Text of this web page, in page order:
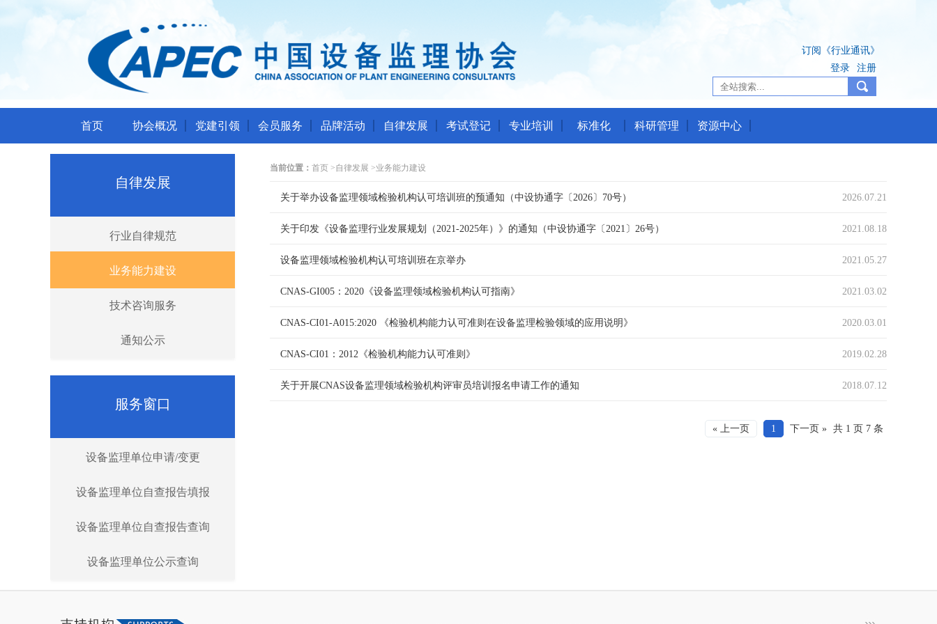
订阅《行业通讯》
注册
登录
首页 协会概况 党建引领 会员服务 品牌活动 自律发展 考试登记 专业培训 标准化 科研管理 资源中心
自律发展
行业自律规范
业务能力建设
技术咨询服务
通知公示
服务窗口
设备监理单位申请/变更
设备监理单位自查报告填报
设备监理单位自查报告查询
设备监理单位公示查询
当前位置： 首页 >自律发展 >业务能力建设
关于举办设备监理领域检验机构认可培训班的预通知（中设协通字〔2026〕70号） 2026.07.21
关于印发《设备监理行业发展规划（2021-2025年）》的通知（中设协通字〔2021〕26号） 2021.08.18
设备监理领域检验机构认可培训班在京举办 2021.05.27
CNAS-GI005：2020《设备监理领域检验机构认可指南》 2021.03.02
CNAS-CI01-A015:2020 《检验机构能力认可准则在设备监理检验领域的应用说明》 2020.03.01
CNAS-CI01：2012《检验机构能力认可准则》 2019.02.28
关于开展CNAS设备监理领域检验机构评审员培训报名申请工作的通知 2018.07.12
« 上一页 1 下一页 » 共 1 页 7 条